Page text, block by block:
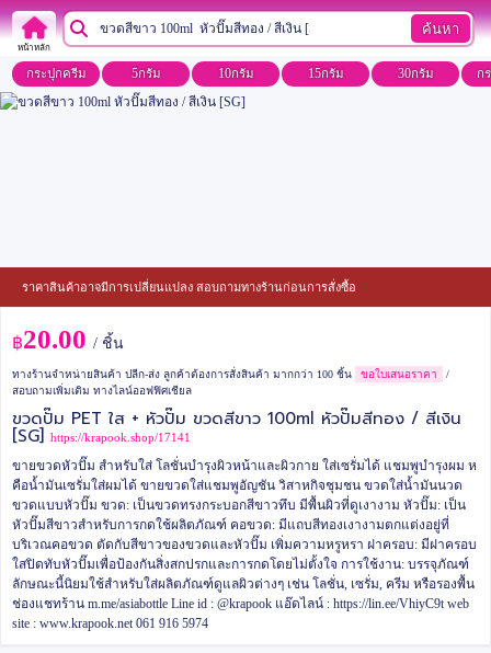
หน้าหลัก
ค้นหา
กระปุกครีม 5กรัม 10กรัม 15กรัม 30กรัม ก
ราคาสินค้าอาจมีการเปลี่ยนแปลง สอบถามทางร้านก่อนการสั่งซื้อ
฿20.00 / ชิ้น
ทางร้านจำหน่ายสินค้า ปลีก-ส่ง ลูกค้าต้องการสั่งสินค้า มากกว่า 100 ชิ้น ขอใบเสนอราคา
/
สอบถามเพิ่มเติม ทางไลน์ออฟฟิศเชียล
ขวดปั๊ม PET ใส + หัวปั๊ม ขวดสีขาว 100ml หัวปั๊มสีทอง / สีเงิน
[SG] https://krapook.shop/17141
ขายขวดหัวปั๊ม สำหรับใส่ โลชั่นบำรุงผิวหน้าและผิวกาย ใส่เซรั่มได้ แชมพูบำรุงผม ห
คือน้ำมันเซรั่มใส่ผมได้ ขายขวดใส่แชมพูอัญชัน วิสาหกิจชุมชน ขวดใส่น้ำมันนวด
ขวดแบบหัวปั๊ม ขวด: เป็นขวดทรงกระบอกสีขาวทึบ มีพื้นผิวที่ดูเงางาม หัวปั๊ม: เป็น
หัวปั๊มสีขาวสำหรับการกดใช้ผลิตภัณฑ์ คอขวด: มีแถบสีทองเงางามตกแต่งอยู่ที่
บริเวณคอขวด ตัดกับสีขาวของขวดและหัวปั๊ม เพิ่มความหรูหรา ฝาครอบ: มีฝาครอบ
ใสปิดทับหัวปั๊มเพื่อป้องกันสิ่งสกปรกและการกดโดยไม่ตั้งใจ การใช้งาน: บรรจุภัณฑ์
ลักษณะนี้นิยมใช้สำหรับใส่ผลิตภัณฑ์ดูแลผิวต่างๆ เช่น โลชั่น, เซรั่ม, ครีม หรือรองพื้น
ช่องแชทร้าน m.me/asiabottle Line id : @krapook แอ๊ดไลน์ : https://lin.ee/VhiyC9tweb
site : www.krapook.net061 916 5974